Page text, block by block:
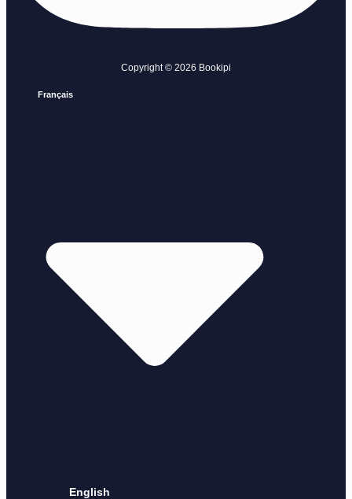
Copyright © 2026 Bookipi
Français
English